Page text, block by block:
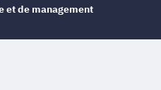
et de management